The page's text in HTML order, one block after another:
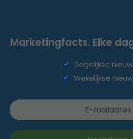
Marketingfacts. Elke
Dagelijkse
Wekelijkse